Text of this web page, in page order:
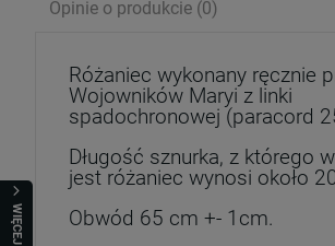
DO KOSZYKA
WIĘCEJ
Opinie o produkcie (0)
Różaniec wykonany ręcznie
Wojowników Maryi z linki
spadochronowej (paracord
Długość sznurka, z którego
jest różaniec wynosi około
Obwód 65 cm +- 1cm.